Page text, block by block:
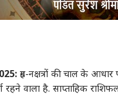
ग्रह-नक्षत्रों की चाल के
वाला है. साप्ताहिक
युद्ध पर पेजेशकियान
बड़ा बयान- 'हमने शुरू
दिल्ली NCR
'देश को